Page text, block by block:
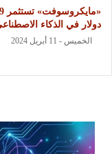
دولار في الذكاء
الخميس - 11 أبريل 2024